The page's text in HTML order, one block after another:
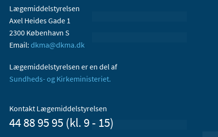
Lægemiddelstyrelsen
Axel Heides Gade 1
2300 København S
Email: dkma@dkma.dk
Lægemiddelstyrelsen er en del af
Sundheds- og Kirkeministeriet.
Kontakt Lægemiddelstyrelsen
44 88 95 95 (kl. 9 - 15)